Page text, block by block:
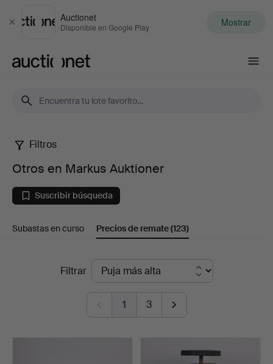
Cerrar
Auctionet
Disponible en Google Play Mostrar
Otros
en
Markus
Auktioner
Filtros
Otros en Markus Auktioner
Suscribir búsqueda
Subastas en curso Precios de remate(123)
Filtrar
1 3